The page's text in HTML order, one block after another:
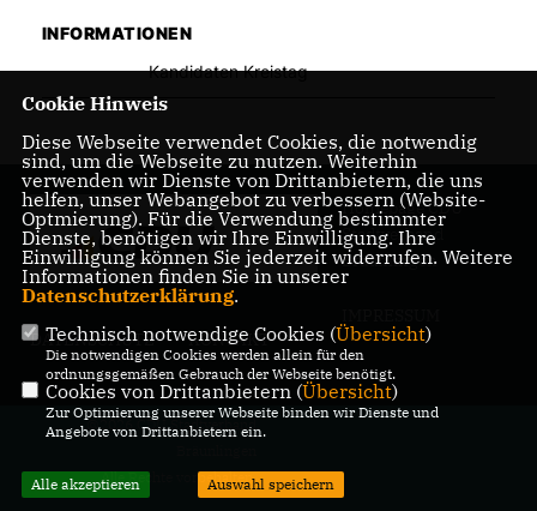
INFORMATIONEN
Kandidaten Kreistag
Homepage CDU
Stadtverband
Bräunlingen
DATENSCHUTZ
KONTAKT
@2026 CDU Stadtverband
Alle Rechte vorbehalten.
Cookie Hinweis
Diese Webseite verwendet Cookies, die notwendig
sind, um die Webseite zu nutzen. Weiterhin
verwenden wir Dienste von Drittanbietern, die uns
helfen, unser Webangebot zu verbessern (Website-
Optmierung). Für die Verwendung bestimmter
Dienste, benötigen wir Ihre Einwilligung. Ihre
Einwilligung können Sie jederzeit widerrufen. Weitere
Informationen finden Sie in unserer
Datenschutzerklärung.
Technisch notwendige Cookies (Übersicht)
Die notwendigen Cookies werden allein für den
ordnungsgemäßen Gebrauch der Webseite benötigt.
Cookies von Drittanbietern (Übersicht)
Zur Optimierung unserer Webseite binden wir Dienste und
Angebote von Drittanbietern ein.
Alle akzeptieren Auswahl speichern